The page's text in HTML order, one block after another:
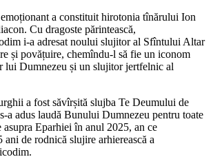
a constituit hirotonia tînărului Ion
Cu dragoste părintească,
i-a adresat noului slujitor al Sfîntului Altar
și povățuire, chemîndu-l să fie un iconom
lui Dumnezeu și un slujitor jertfelnic al
a fost săvîrșită slujba Te Deumului de
a adus laudă Bunului Dumnezeu pentru toate
asupra Eparhiei în anul 2025, an ce
ani de rodnică slujire arhierească a